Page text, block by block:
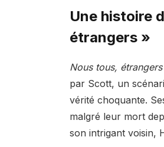
Une histoire
étrangers »
Nous tous, étrangers
par Scott, un
vérité choquante.
malgré leur mort
son intrigant voisin,